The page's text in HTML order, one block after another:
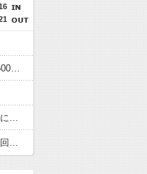
ヒカル「浮気OK」動画投稿から24時間で登録者数500万人割れ12万人減、コメント約４万件超
犯人「時刻表トリック使ったろ！次に来る最終列車に乗り継ぎすればアリバイ成立や！」
蜂蜜「美味しいです栄養価高いです消化によく疲労回復の効力もあります」←お前らが飲まない理由